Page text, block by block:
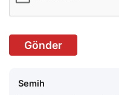
Gönder
Semih